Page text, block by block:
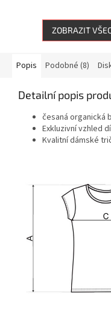
ZOBRAZIT
Popis Podobné (8)
Detailní popis
česaná organická
Exkluzivní vzhled
Kvalitní dámské